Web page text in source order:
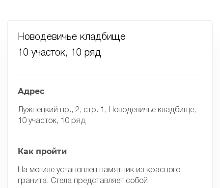
Новодевичье кладбище
10 участок, 10 ряд
Адрес
Лужнецкий пр., 2, стр. 1, Новодевичье кладбище,
10 участок, 10 ряд
Как пройти
На могиле установлен памятник из красного
гранита. Стела представляет собой